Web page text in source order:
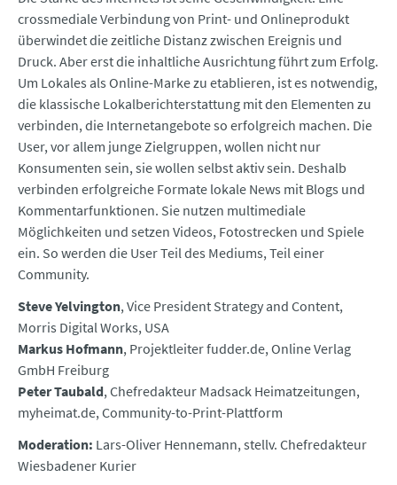
crossmediale Verbindung von Print- und Onlineprodukt
überwindet die zeitliche Distanz zwischen Ereignis und
Druck. Aber erst die inhaltliche Ausrichtung führt zum Erfolg.
Um Lokales als Online-Marke zu etablieren, ist es notwendig,
die klassische Lokalberichterstattung mit den Elementen zu
verbinden, die Internetangebote so erfolgreich machen. Die
User, vor allem junge Zielgruppen, wollen nicht nur
Konsumenten sein, sie wollen selbst aktiv sein. Deshalb
verbinden erfolgreiche Formate lokale News mit Blogs und
Kommentarfunktionen. Sie nutzen multimediale
Möglichkeiten und setzen Videos, Fotostrecken und Spiele
ein. So werden die User Teil des Mediums, Teil einer
Community.
Steve Yelvington, Vice President Strategy and Content,
Morris Digital Works, USA
Markus Hofmann, Projektleiter fudder.de, Online Verlag
GmbH Freiburg
Peter Taubald, Chefredakteur Madsack Heimatzeitungen,
myheimat.de, Community-to-Print-Plattform
Moderation: Lars-Oliver Hennemann, stellv. Chefredakteur
Wiesbadener Kurier